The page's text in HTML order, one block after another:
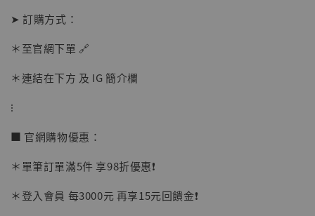
子彈飛 鵝城縣長 張麻子 [BK01]
NT$ 4,980
NT$ 5,300
➤ 訂購方式：
＊至官網下單 🔗
＊連結在下方 及 IG 簡介欄
⁝
■ 官網購物優惠：
＊單筆訂單滿5件 享98折優惠❗️
＊登入會員 每3000元 再享15元回饋金❗️